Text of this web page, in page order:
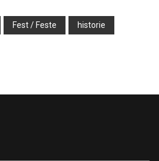
Fest / Feste historie